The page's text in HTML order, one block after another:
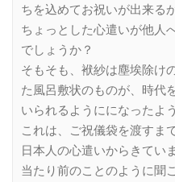
ちを込めてお祝いが出来る
ちょっとした心遣いが他人
でしょうか？
そもそも、袱紗は塵埃除け
た風呂敷状のものが、時代
いられるようにになったよ
これは、ご祝儀袋を渡すま
日本人の心遣いからきていま
当たり前のことのように聞